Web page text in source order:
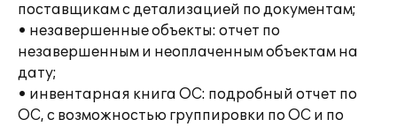
поставщикам с детализацией по документам;
• незавершенные объекты: отчет по
незавершенным и неоплаченным объектам на
дату;
• инвентарная книга ОС: подробный отчет по
ОС, с возможностью группировки по ОС и по